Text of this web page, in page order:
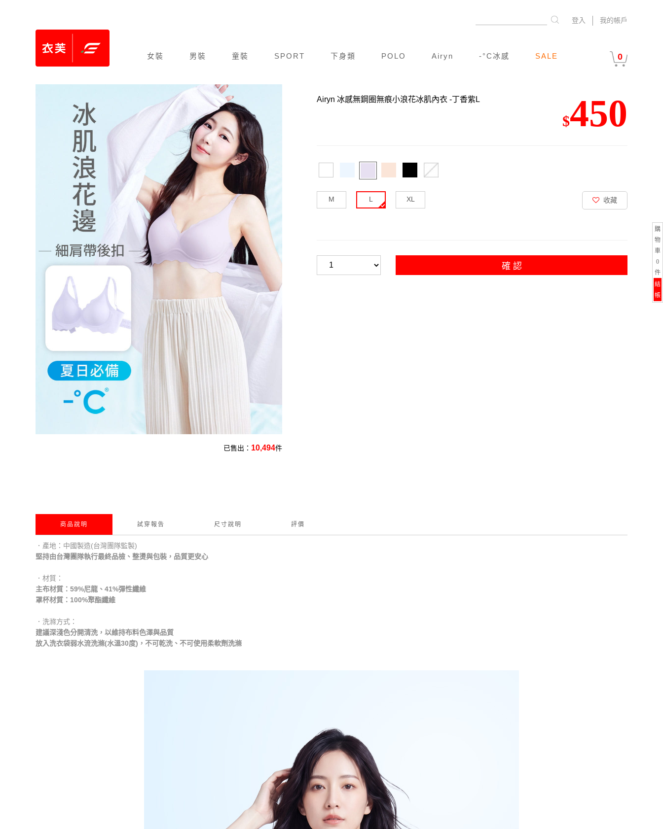
我的帳戶
登入
女裝 男裝 童裝 SPORT 下身類 POLO Airyn -°C冰感 SALE 0
購
物
車
0
件
結
帳
已售出： 10,494件
Airyn 冰感無鋼圈無痕小浪花冰肌內衣 -丁香紫L
$450
M L XL 收藏
確 認
商品說明 試穿報告 尺寸說明 評價
．產地：中國製造(台灣團隊監製)
堅持由台灣團隊執行最終品檢、整燙與包裝，品質更安心
．材質：
主布材質：59%尼龍、41%彈性纖維
罩杯材質：100%聚酯纖維
．洗滌方式：
建議深淺色分開清洗，以維持布料色澤與品質
放入洗衣袋弱水流洗滌(水溫30度)，不可乾洗、不可使用柔軟劑洗滌